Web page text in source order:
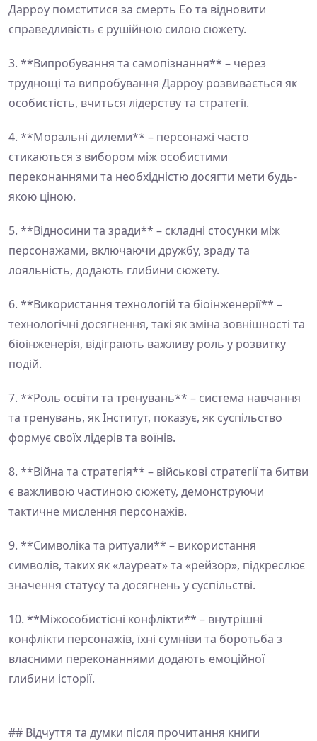
Дарроу помститися за смерть Ео та відновити
справедливість є рушійною силою сюжету.
3. **Випробування та самопізнання** – через
труднощі та випробування Дарроу розвивається як
особистість, вчиться лідерству та стратегії.
4. **Моральні дилеми** – персонажі часто
стикаються з вибором між особистими
переконаннями та необхідністю досягти мети будь-
якою ціною.
5. **Відносини та зради** – складні стосунки між
персонажами, включаючи дружбу, зраду та
лояльність, додають глибини сюжету.
6. **Використання технологій та біоінженерії** –
технологічні досягнення, такі як зміна зовнішності та
біоінженерія, відіграють важливу роль у розвитку
подій.
7. **Роль освіти та тренувань** – система навчання
та тренувань, як Інститут, показує, як суспільство
формує своїх лідерів та воїнів.
8. **Війна та стратегія** – військові стратегії та битви
є важливою частиною сюжету, демонструючи
тактичне мислення персонажів.
9. **Символіка та ритуали** – використання
символів, таких як «лауреат» та «рейзор», підкреслює
значення статусу та досягнень у суспільстві.
10. **Міжособистісні конфлікти** – внутрішні
конфлікти персонажів, їхні сумніви та боротьба з
власними переконаннями додають емоційної
глибини історії.
## Відчуття та думки після прочитання книги